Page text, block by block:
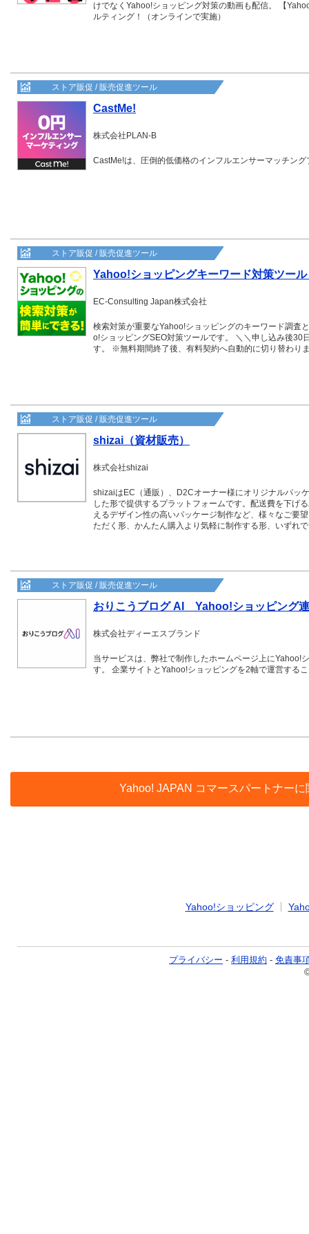
けでなくYahoo!ショッピング対策の動画も配信。 【
ルティング！（オンラインで実施）
ストア販促 / 販売促進ツール
CastMe!
株式会社PLAN-B
CastMe!は、圧倒的低価格のインフルエンサーマッチン
ストア販促 / 販売促進ツール
Yahoo!ショッピングキーワード対策ツー
EC-Consulting Japan株式会社
検索対策が重要なYahoo!ショッピングのキーワード調査
o!ショッピングSEO対策ツールです。 ＼＼申し込み後30日間無料！／／ ※最大30日
す。 ※無料期間終了後、有料契約へ自動的に切り替わり
ストア販促 / 販売促進ツール
shizai（資材販売）
株式会社shizai
shizaiはEC（通販）、D2Cオーナー様にオリジナルパッ
した形で提供するプラットフォームです。配送費を下げ
えるデザイン性の高いパッケージ制作など、様々なご要
ただく形、かんたん購入より気軽に制作する形、いずれ
ストア販促 / 販売促進ツール
おりこうブログ AI Yahoo!ショッピング
株式会社ディーエスブランド
当サービスは、弊社で制作したホームページ上にYahoo!
す。 企業サイトとYahoo!ショッピングを2軸で運営する
Yahoo! JAPAN コマースパートナー
Yahoo!ショッピング
プライバシー - 利用規約 - 免責事